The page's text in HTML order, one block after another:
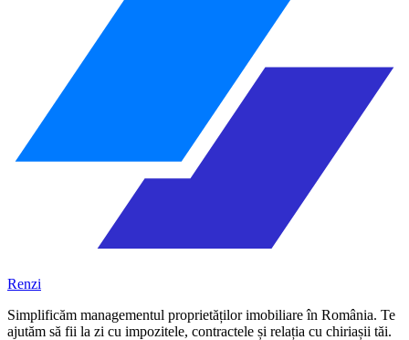
Renzi
Simplificăm managementul proprietăților imobiliare în România. Te
ajutăm să fii la zi cu impozitele, contractele și relația cu chiriașii tăi.